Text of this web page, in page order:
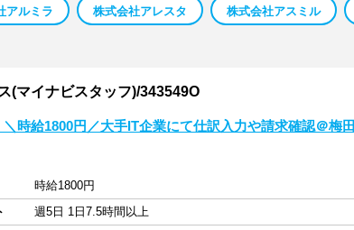
アルミラ 株式会社アレスタ 株式会社アスミル
(マイナビスタッフ)/343549O
＼時給1800円／大手IT企業にて仕訳入力や請求確認＠梅田
時給1800円
週5日 1日7.5時間以上